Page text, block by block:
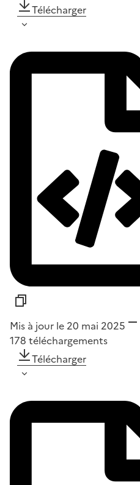
Télécharger
Mis à jour le 20 mai 2025
178 téléchargements
Télécharger